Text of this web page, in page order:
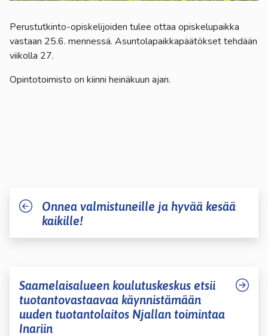
Perustutkinto-opiskelijoiden tulee ottaa opiskelupaikka
vastaan 25.6. mennessä. Asuntolapaikkapäätökset tehdään
viikolla 27.
Opintotoimisto on kiinni heinäkuun ajan.
Onnea valmistuneille ja hyvää kesää
kaikille!
Saamelaisalueen koulutuskeskus etsii
tuotantovastaavaa käynnistämään
uuden tuotantolaitos Njallan toimintaa
Inariin